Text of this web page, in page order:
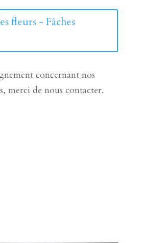
fleurs - Fâches
concernant nos
merci de nous contacter.